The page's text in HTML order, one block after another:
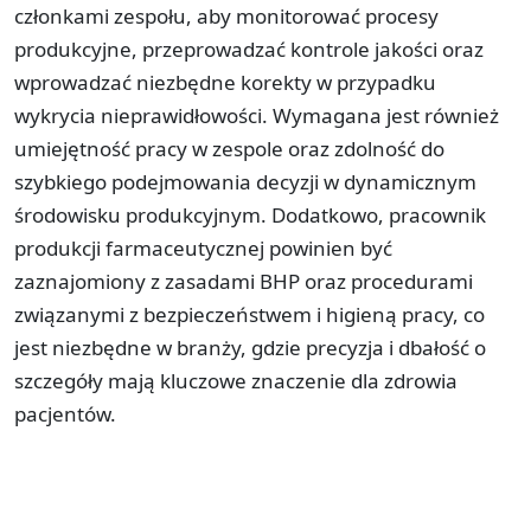
członkami zespołu, aby monitorować procesy
produkcyjne, przeprowadzać kontrole jakości oraz
wprowadzać niezbędne korekty w przypadku
wykrycia nieprawidłowości. Wymagana jest również
umiejętność pracy w zespole oraz zdolność do
szybkiego podejmowania decyzji w dynamicznym
środowisku produkcyjnym. Dodatkowo, pracownik
produkcji farmaceutycznej powinien być
zaznajomiony z zasadami BHP oraz procedurami
związanymi z bezpieczeństwem i higieną pracy, co
jest niezbędne w branży, gdzie precyzja i dbałość o
szczegóły mają kluczowe znaczenie dla zdrowia
pacjentów.